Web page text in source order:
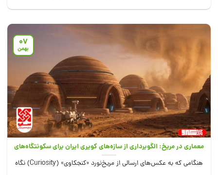
معماری در مریخ: الگوبرداری از سازه‌های کویری ایران برای سکونتگاه‌های
فرازمینی
هنگامی که به عکس‌های ارسالی از مریخ‌نورد «کنجکاوی» (Curiosity) نگاه
07
بهمن